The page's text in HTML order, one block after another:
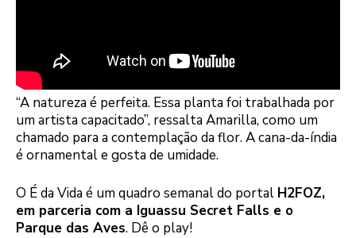
“A natureza é perfeita. Essa planta foi trabalhada por
um artista capacitado”, ressalta Amarilla, como um
chamado para a contemplação da flor. A cana-da-índia
é ornamental e gosta de umidade.
O É da Vida é um quadro semanal do portal H2FOZ,
em parceria com a Iguassu Secret Falls e o
Parque das Aves. Dê o play!